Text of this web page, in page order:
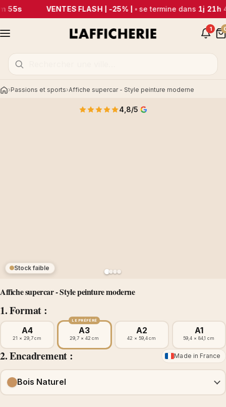
55s VENTES FLASH | -25% | •se termine dans1j 21h
1
AccueilPassions et sports Affiche supercar - Style peinture moderne
Affiche supercar - Style peinture moderne
1. Format :
Stock faible
4,8/5
A4
21 × 29,7 cm
LE PRÉFÉRÉ
A3
29,7 × 42 cm
A2
42 × 59,4 cm
A1
59,4 × 84,1 cm
2. Encadrement : Made in France
Bois Naturel